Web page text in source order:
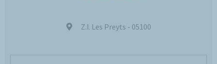
Z.I. Les Preyts - 05100